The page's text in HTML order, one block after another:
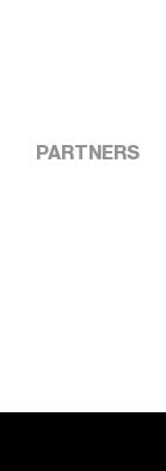
PARTNERS